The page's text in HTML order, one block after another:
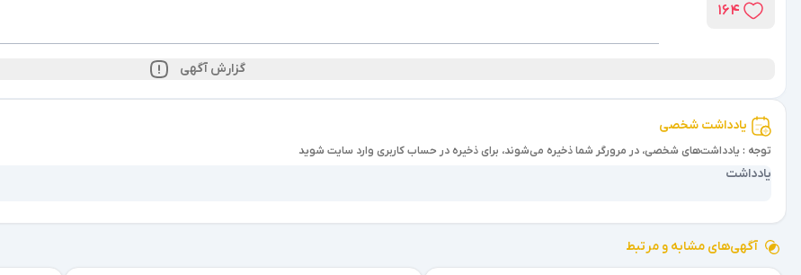
گزارش آگهی
یادداشت شخصی
توجه : یادداشت‌های شخصی، در مرورگر شما ذخیره می‌شوند، برای ذخیره در حساب کاربری وارد سایت شوید
آگهی‌های مشابه و مرتبط